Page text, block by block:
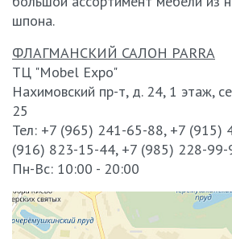
дней.
Предоставляете ли вы гарантию
Да. На всю фирменную мебель
момента установки.
шпона.
ФЛАГМАНСКИЙ САЛОН PARRA
ТЦ "Mobel Expo"
Нахимовский пр-т, д. 24, 1 этаж,
25
Тел: +7 (965) 241-65-88, +7 (915)
(916) 823-15-44, +7 (985) 228-99-
Пн-Вс: 10:00 - 20:00